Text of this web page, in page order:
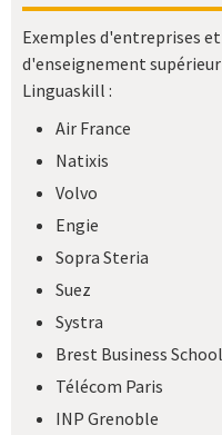
Exemples d'entreprises
d'enseignement
Linguaskill :
Air France
Natixis
Volvo
Engie
Sopra Steria
Suez
Systra
Brest Business School
Télécom Paris
INP Grenoble